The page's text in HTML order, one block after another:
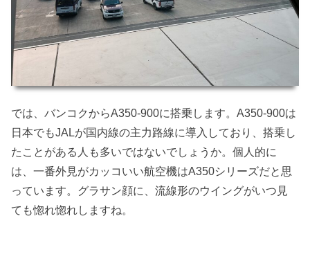
では、バンコクからA350-900に搭乗します。A350-900は
日本でもJALが国内線の主力路線に導入しており、搭乗し
たことがある人も多いではないでしょうか。個人的に
は、一番外見がカッコいい航空機はA350シリーズだと思
っています。グラサン顔に、流線形のウイングがいつ見
ても惚れ惚れしますね。